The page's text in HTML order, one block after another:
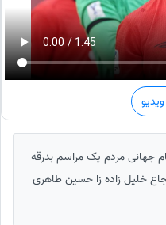
جهانی مردم یک مراسم بدرقه
خلیل زاده زا حسین طاهری